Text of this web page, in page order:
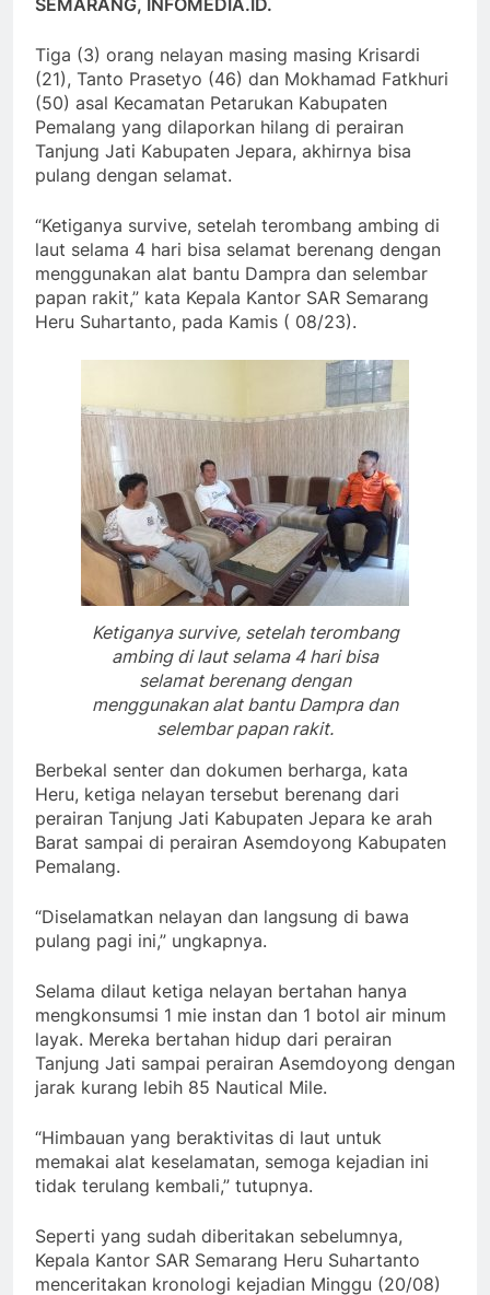
SEMARANG, INFOMEDIA.ID.
Tiga (3) orang nelayan masing masing Krisardi
(21), Tanto Prasetyo (46) dan Mokhamad Fatkhuri
(50) asal Kecamatan Petarukan Kabupaten
Pemalang yang dilaporkan hilang di perairan
Tanjung Jati Kabupaten Jepara, akhirnya bisa
pulang dengan selamat.
“Ketiganya survive, setelah terombang ambing di
laut selama 4 hari bisa selamat berenang dengan
menggunakan alat bantu Dampra dan selembar
papan rakit,” kata Kepala Kantor SAR Semarang
Heru Suhartanto, pada Kamis ( 08/23).
Ketiganya survive, setelah terombang
ambing di laut selama 4 hari bisa
selamat berenang dengan
menggunakan alat bantu Dampra dan
selembar papan rakit.
Berbekal senter dan dokumen berharga, kata
Heru, ketiga nelayan tersebut berenang dari
perairan Tanjung Jati Kabupaten Jepara ke arah
Barat sampai di perairan Asemdoyong Kabupaten
Pemalang.
“Diselamatkan nelayan dan langsung di bawa
pulang pagi ini,” ungkapnya.
Selama dilaut ketiga nelayan bertahan hanya
mengkonsumsi 1 mie instan dan 1 botol air minum
layak. Mereka bertahan hidup dari perairan
Tanjung Jati sampai perairan Asemdoyong dengan
jarak kurang lebih 85 Nautical Mile.
“Himbauan yang beraktivitas di laut untuk
memakai alat keselamatan, semoga kejadian ini
tidak terulang kembali,” tutupnya.
Seperti yang sudah diberitakan sebelumnya,
Kepala Kantor SAR Semarang Heru Suhartanto
menceritakan kronologi kejadian Minggu (20/08)